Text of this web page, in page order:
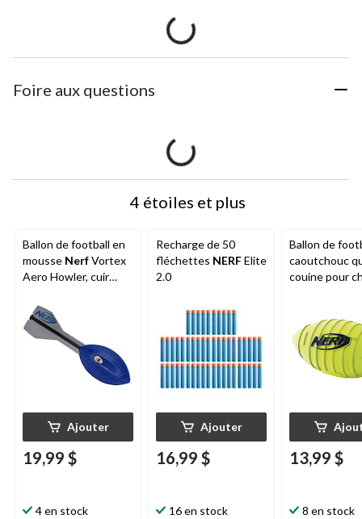
Foire aux questions
4 étoiles et plus
Ballon de football en
mousse NerfVortex
Aero Howler, cuir
taille 12
Ajouter
19,99 $
4 en stock
Recharge de 50
fléchettes NERFElite
2.0
Ajouter
16,99 $
16 en stock
Ballon de
caoutchouc
couine pour
13,99 $
8 en stock